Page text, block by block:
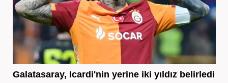
Galatasaray, Icardi'nin yerine iki yıldız belirledi